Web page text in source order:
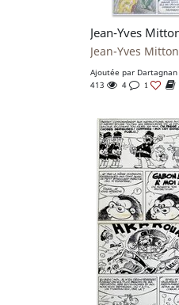
Jean-Yves Mitton
Ajoutée par Dartagnan
413
4 1